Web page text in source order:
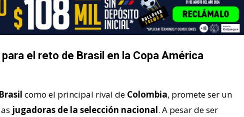
el reto de Brasil en la Copa América
Brasil como el principal rival de Colombia, promete ser un
jugadoras de la selección nacional. A pesar de ser